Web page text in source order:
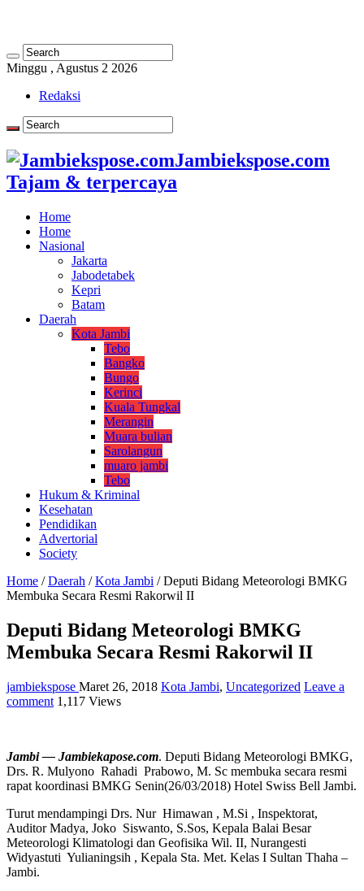
Minggu , Agustus 2 2026
Redaksi
Jambiekspose.com
Tajam & terpercaya
Home
Home
Nasional
Jakarta
Jabodetabek
Kepri
Batam
Daerah
Kota Jambi
Tebo
Bangko
Bungo
Kerinci
Kuala Tungkal
Merangin
Muara bulian
Sarolangun
muaro jambi
Tebo
Hukum & Kriminal
Kesehatan
Pendidikan
Advertorial
Society
Home / Daerah / Kota Jambi / Deputi Bidang Meteorologi BMKG
Membuka Secara Resmi Rakorwil II
Deputi Bidang Meteorologi BMKG
Membuka Secara Resmi Rakorwil II
jambiekspose Maret 26, 2018 Kota Jambi, Uncategorized Leave a
comment 1,117 Views
Jambi — Jambiekapose.com. Deputi Bidang Meteorologi BMKG,
Drs. R. Mulyono Rahadi Prabowo, M. Sc membuka secara resmi
rapat koordinasi BMKG Senin(26/03/2018) Hotel Swiss Bell Jambi.
Turut mendampingi Drs. Nur Himawan , M.Si , Inspektorat,
Auditor Madya, Joko Siswanto, S.Sos, Kepala Balai Besar
Meteorologi Klimatologi dan Geofisika Wil. II, Nurangesti
Widyastuti Yulianingsih , Kepala Sta. Met. Kelas I Sultan Thaha –
Jambi.